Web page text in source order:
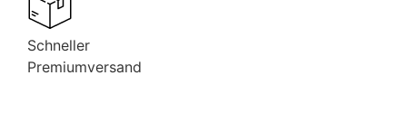
Schneller
Premiumversand